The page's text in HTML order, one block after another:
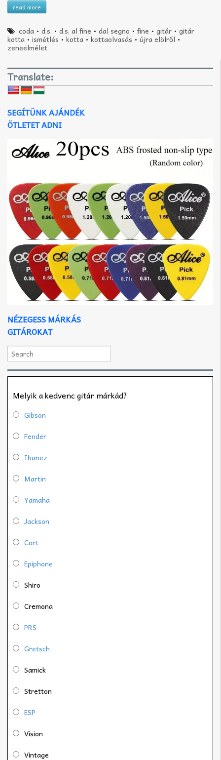
read more
coda •d.s. •d.s. al fine •dal segno •fine •gitár •gitár
kotta • ismétlés • kotta • kottaolvasás • újra elölről •
zeneelmélet
Translate:
SEGÍTÜNK AJÁNDÉK
ÖTLETET ADNI
NÉZEGESS MÁRKÁS
GITÁROKAT
Melyik a kedvenc gitár márkád?
Gibson
Fender
Ibanez
Martin
Yamaha
Jackson
Cort
Epiphone
Shiro
Cremona
PRS
Gretsch
Samick
Stretton
ESP
Vision
Vintage